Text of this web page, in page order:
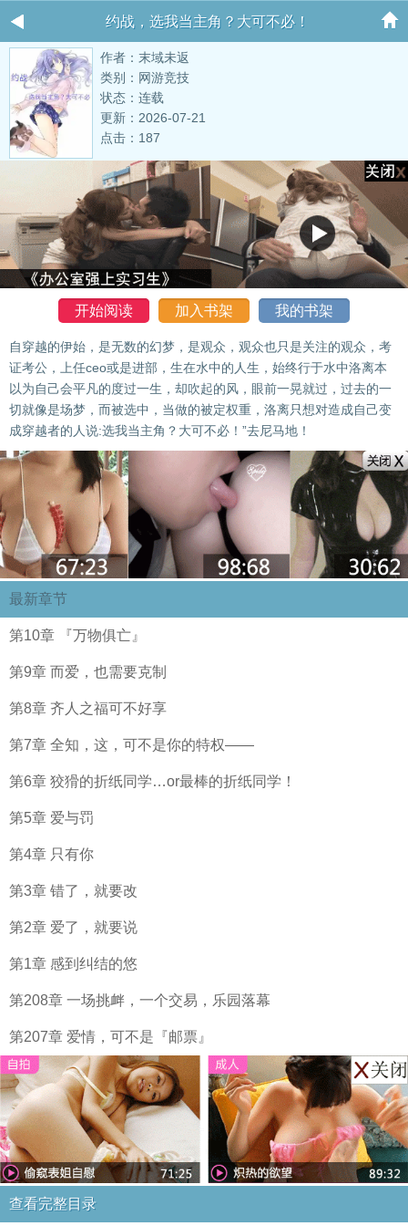
约战，选我当主角？大可不必！
作者：末域未返
类别：网游竞技
状态：连载
更新：2026-07-21
点击：187
开始阅读 加入书架 我的书架
自穿越的伊始，是无数的幻梦，是观众，观众也只是关注的观众，考
证考公，上任ceo或是进部，生在水中的人生，始终行于水中洛离本
以为自己会平凡的度过一生，却吹起的风，眼前一晃就过，过去的一
切就像是场梦，而被选中，当做的被定权重，洛离只想对造成自己变
成穿越者的人说:选我当主角？大可不必！”去尼马地！
最新章节
第10章 『万物俱亡』
第9章 而爱，也需要克制
第8章 齐人之福可不好享
第7章 全知，这，可不是你的特权——
第6章 狡猾的折纸同学…or最棒的折纸同学！
第5章 爱与罚
第4章 只有你
第3章 错了，就要改
第2章 爱了，就要说
第1章 感到纠结的悠
第208章 一场挑衅，一个交易，乐园落幕
第207章 爱情，可不是『邮票』
查看完整目录